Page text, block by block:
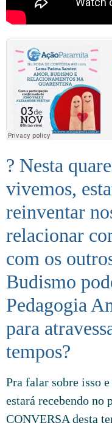
? Nesta
vivemos,
reinventar
relacionar
com os
Budismo
Pedagogia
para
tempos?
Pra falar sobre isso
estará recebendo no
CONVERSA desta